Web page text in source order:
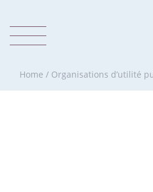
Home / Organisations d’utilité